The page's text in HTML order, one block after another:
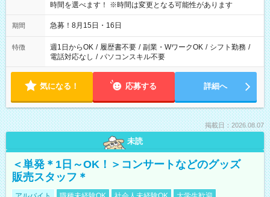
時間を選べます！ ※時間は変更となる可能性があります
期間 急募！8月15日・16日
特徴 週1日からOK / 履歴書不要 / 副業・WワークOK / シフト勤務 /
電話対応なし / パソコンスキル不要
気になる！ 応募する 詳細へ
掲載日：2026.08.07
未読
＜単発＊1日～OK！＞コンサートなどのグッズ
販売スタッフ＊